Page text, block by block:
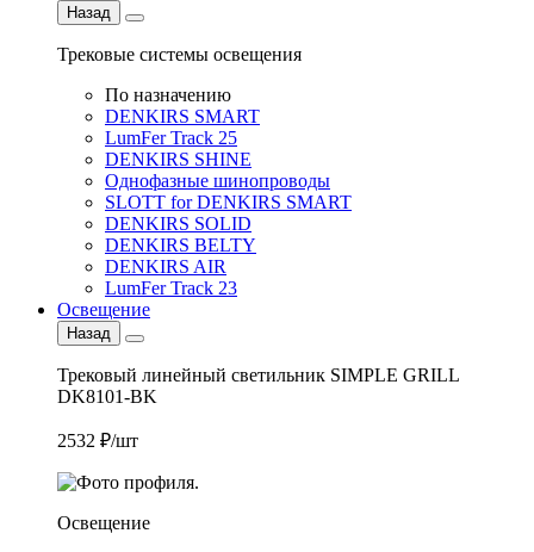
Назад
Трековые системы освещения
По назначению
DENKIRS SMART
LumFer Track 25
DENKIRS SHINE
Однофазные шинопроводы
SLOTT for DENKIRS SMART
DENKIRS SOLID
DENKIRS BELTY
DENKIRS AIR
LumFer Track 23
Освещение
Назад
Трековый линейный светильник SIMPLE GRILL
DK8101-BK
2532 ₽/шт
Освещение